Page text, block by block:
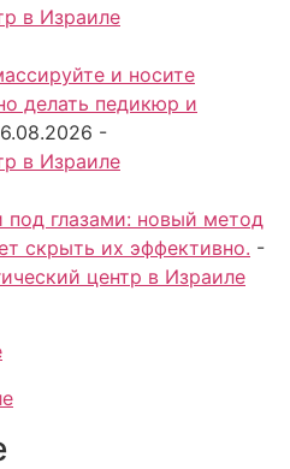
в Израиле
и носите
делать педикюр и
-
в Израиле
под глазами: новый метод
скрыть их эффективно. -
центр в Израиле